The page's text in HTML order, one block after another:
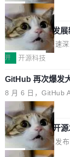
Agency年度合辑的
者最近的载体,在整
高了。全域营销服
度,案例厚度、全域
破的事实。 Jordan
「我不认为这些会
或造假。问题是，
看起来最令人兴奋
度宣传的。」 这才
都有问题，是最吸
他引用的帖子来自
026 的读者：「看了
这句话不是来自某
Pham 的一条推文
的早期工程师之一
工作过。近日他在
认为现代 AI 领域最
理由很具体。FA 系
认为最重要的一个
驱动你去学 CuTe，
er++ 优化所淹没，
键的是 FA2 的持久
局
共商智能硬件发
硬件开发者日杭州
随着万物智联加速
单点设备迈向智能
鸿蒙通过统一技术
型智能设备的开发
也为产业链企业探
的空间。 8月14日
（OHDD：
r Day）将在杭州启
链企业和开发者，
开 开源科技
GitHub 再次爆发
8 月 6 日，GitHub
模服务降级，
webhook 停发，连
障无法工作。
opilot coding agent
恢复，大约 12 小时
局
Prime Agent 开源
进的编程 Agent
专家基线
Prime Intellect 发
的编程 Agent